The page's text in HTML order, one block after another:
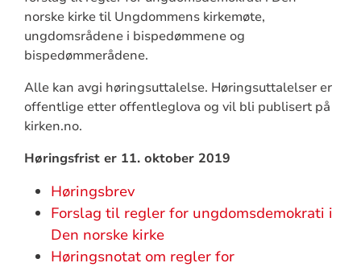
norske kirke til Ungdommens kirkemøte,
ungdomsrådene i bispedømmene og
bispedømmerådene.
Alle kan avgi høringsuttalelse. Høringsuttalelser er
offentlige etter offentleglova og vil bli publisert på
kirken.no.
Høringsfrist er 11. oktober 2019
Høringsbrev
Forslag til regler for ungdomsdemokrati i
Den norske kirke
Høringsnotat om regler for